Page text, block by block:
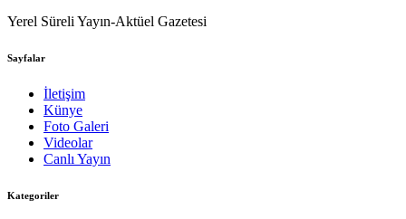
Yerel Süreli Yayın-Aktüel Gazetesi
Sayfalar
İletişim
Künye
Foto Galeri
Videolar
Canlı Yayın
Kategoriler